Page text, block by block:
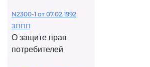
N2300-1 от 07.02.1992
ЗППП
О защите прав
потребителей